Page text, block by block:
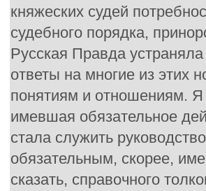
княжеских судей
судебного порядка,
Русская Правда
ответы на многие из этих
понятиям и отношениям.
имевшая обязательное
стала служить
обязательным, скорее,
сказать, справочного